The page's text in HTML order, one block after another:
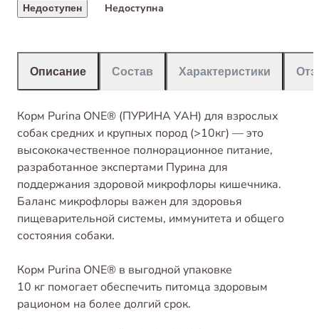
Недоступен
Недоступна
Описание Состав Характеристики
Корм Purina ONE® (ПУРИНА УАН) для взрослых
собак средних и крупных пород (>10кг) — это
высококачественное полнорационное питание,
разработанное экспертами Пурина для
поддержания здоровой микрофлоры кишечника.
Баланс микрофлоры важен для здоровья
пищеварительной системы, иммунитета и общего
состояния собаки.
Корм Purina ONE® в выгодной упаковке
10 кг помогает обеспечить питомца здоровым
рационом на более долгий срок.